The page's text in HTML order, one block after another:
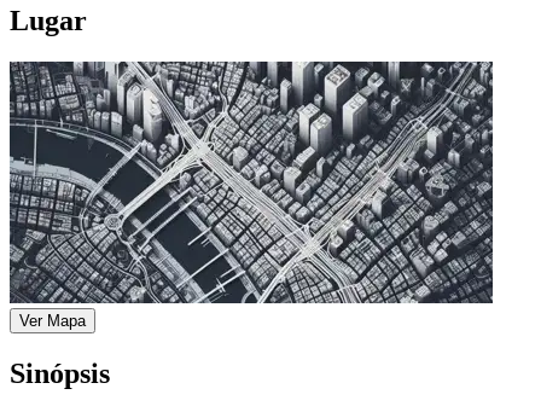
Lugar
Ver Mapa
Sinópsis